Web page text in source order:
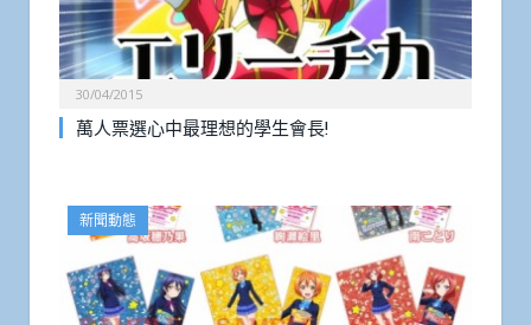
30/04/2015
萬人票選心中最理想的學生會長!
新聞動態